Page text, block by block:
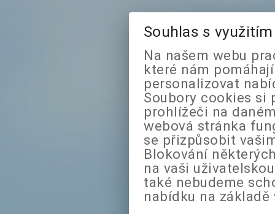
Souhlas s
Na našem webu
které nám
personalizovat
Soubory cookies si
prohlížeči na
webová stránka
se přizpůsobit
Blokování
na vaši
také nebudeme
nabídku na